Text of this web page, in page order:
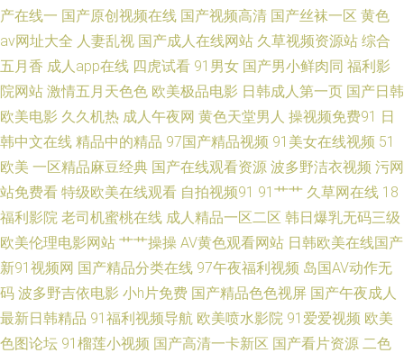
插 91视频在线国产 a在线观看 麻豆精品欧美日韩成人 伪娘TS网站 91超碰久
草 91亚洲视频 国产在线ts 性爱视屏网站 91颜色的官网 海角艹逼 人妖自卫
网站 91福利无 福利姬91视频网站 色日韩在线 亚洲天堂色色 91热播社区 国
产日韩欧美福利导航 深夜91福利社 影音先锋AV自拍 91社区在线视频 国淫av
线 国产精品密久久 久草网精品在线 日韩看片 91久久大香蕉 国产自拍网站
日韩草逼网 麻豆成人软件下载 日韩手机午夜专区 中文网91 91国产夫妻第二
产在线一 国产原创视频在线 国产视频高清 国产丝袜一区 黄色
av网址大全 人妻乱视 国产成人在线网站 久草视频资源站 综合
五月香 成人app在线 四虎试看 91男女 国产男小鲜肉同 福利影
院网站 激情五月天色色 欧美极品电影 日韩成人第一页 国产日韩
欧美电影 久久机热 成人午夜网 黄色天堂男人 操视频免费91 日
韩中文在线 精品中的精品 97国产精品视频 91美女在线视频 51
欧美 一区精品麻豆经典 国产在线观看资源 波多野洁衣视频 污网
站免费看 特级欧美在线观看 自拍视频91 91艹艹 久草网在线 18
福利影院 老司机蜜桃在线 成人精品一区二区 韩日爆乳无码三级
欧美伦理电影网站 艹艹操操 AV黄色观看网站 日韩欧美在线国产
新91视频网 国产精品分类在线 97午夜福利视频 岛国AV动作无
码 波多野吉依电影 小h片免费 国产精品色色视屏 国产午夜成人
最新日韩精品 91福利视频导航 欧美喷水影院 91爱爱视频 欧美
色图论坛 91榴莲小视频 国产高清一卡新区 国产看片资源 二色